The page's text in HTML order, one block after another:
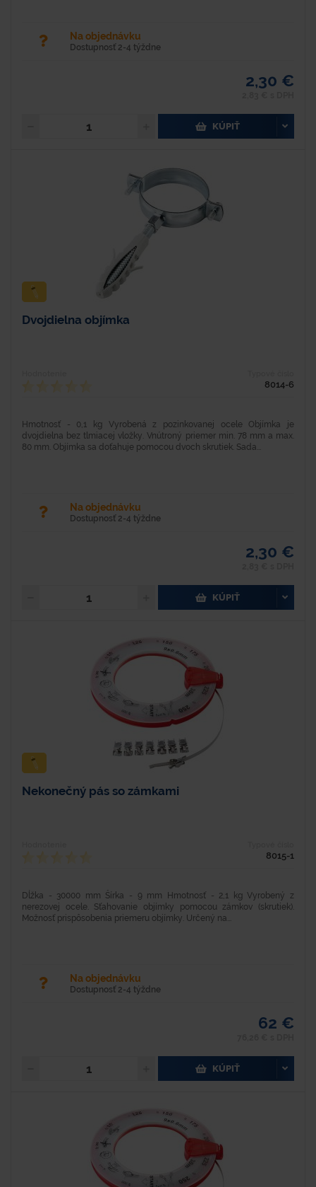
Na objednávku
Dostupnosť 2-4 týždne
2,30 €
KÚPIŤ
Dvojdielna objímka
8014-6
Hmotnosť - 0,1 kg Vyrobená z pozinkovanej ocele Objímka je
dvojdielna bez tlmiacej vložky. Vnútroný priemer min. 78 mm a max.
80 mm. Objímka sa doťahuje pomocou dvoch skrutiek. Sada...
Na objednávku
Dostupnosť 2-4 týždne
2,30 €
KÚPIŤ
Nekonečný pás so zámkami
8015-1
Dĺžka - 30000 mm Šírka - 9 mm Hmotnosť - 2,1 kg Vyrobený z
nerezovej ocele. Sťahovanie objímky pomocou zámkov (skrutiek).
Možnosť prispôsobenia priemeru objímky. Určený na...
Na objednávku
Dostupnosť 2-4 týždne
62 €
KÚPIŤ